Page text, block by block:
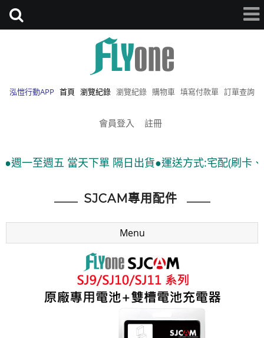
泓愷行動APP 首頁 瀏覽紀錄 瀏覽紀錄 購物車 填寫付款單 訂單查詢
會員登入 註冊
一至週五 當天下單 隔日出貨●運送方式:宅配(刷卡、
SJCAM專用配件
Menu